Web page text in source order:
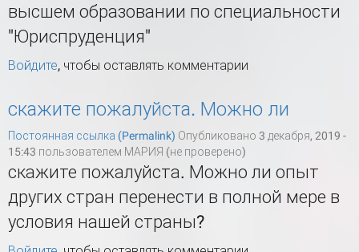
высшем образовании по специальности
"Юриспруденция"
Войдите, чтобы оставлять комментарии
скажите пожалуйста. Можно ли
Постоянная ссылка (Permalink) Опубликовано 3 декабря, 2019 -
15:43 пользователем МАРИЯ (не проверено)
скажите пожалуйста. Можно ли опыт
других стран перенести в полной мере в
условия нашей страны?